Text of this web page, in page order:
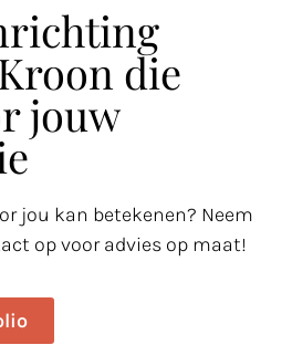
die
jouw
jou kan betekenen? Neem
op voor advies op maat!